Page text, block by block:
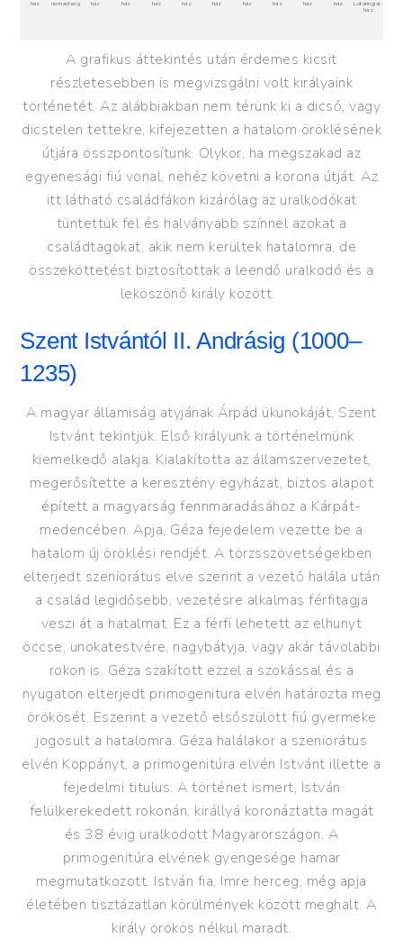
1100
1150
1200
1300
ház ház
nemzetség ház ház ház ház ház
ház ház ház Lotaringiai-
ház
A grafikus áttekintés után érdemes kicsit
részletesebben is megvizsgálni volt királyaink
történetét. Az alábbiakban nem térünk ki a dicső, vagy
dicstelen tettekre, kifejezetten a hatalom öröklésének
útjára összpontosítunk. Olykor, ha megszakad az
egyenesági fiú vonal, nehéz követni a korona útját. Az
itt látható családfákon kizárólag az uralkodókat
tüntettük fel és halványabb színnel azokat a
családtagokat, akik nem kerültek hatalomra, de
összeköttetést biztosítottak a leendő uralkodó és a
leköszönő király között.
Szent Istvántól II. Andrásig (1000–
1235)
A magyar államiság atyjának Árpád ükunokáját, Szent
Istvánt tekintjük. Első királyunk a történelmünk
kiemelkedő alakja. Kialakította az államszervezetet,
megerősítette a keresztény egyházat, biztos alapot
épített a magyarság fennmaradásához a Kárpát-
medencében. Apja, Géza fejedelem vezette be a
hatalom új öröklési rendjét. A törzsszövetségekben
elterjedt szeniorátus elve szerint a vezető halála után
a család legidősebb, vezetésre alkalmas férfitagja
veszi át a hatalmat. Ez a férfi lehetett az elhunyt
öccse, unokatestvére, nagybátyja, vagy akár távolabbi
rokon is. Géza szakított ezzel a szokással és a
nyugaton elterjedt primogenitura elvén határozta meg
örökösét. Eszerint a vezető elsőszülött fiú gyermeke
jogosult a hatalomra. Géza halálakor a szeniorátus
elvén Koppányt, a primogenitúra elvén Istvánt illette a
fejedelmi titulus. A történet ismert, István
felülkerekedett rokonán, királlyá koronáztatta magát
és 38 évig uralkodott Magyarországon. A
primogenitúra elvének gyengesége hamar
megmutatkozott. István fia, Imre herceg, még apja
életében tisztázatlan körülmények között meghalt. A
király örökös nélkül maradt.